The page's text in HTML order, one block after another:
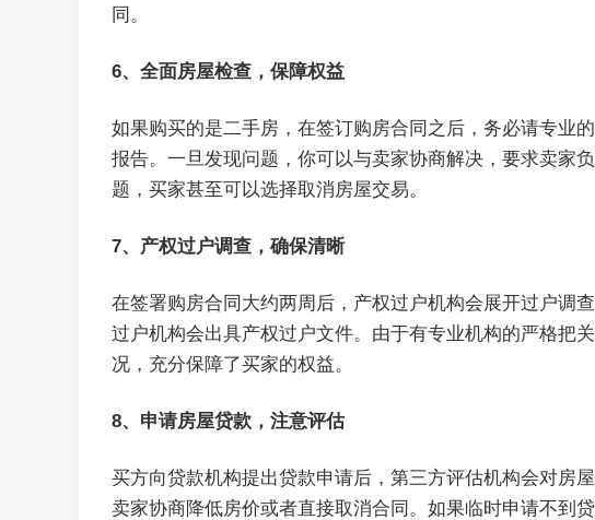
同。
6、全面房屋检查，保障权益
如果购买的是二手房，在签订购房合同之后，务必请专业
报告。一旦发现问题，你可以与卖家协商解决，要求卖家
题，买家甚至可以选择取消房屋交易。
7、产权过户调查，确保清晰
在签署购房合同大约两周后，产权过户机构会展开过户调
过户机构会出具产权过户文件。由于有专业机构的严格把
况，充分保障了买家的权益。
8、申请房屋贷款，注意评估
买方向贷款机构提出贷款申请后，第三方评估机构会对房
卖家协商降低房价或者直接取消合同。如果临时申请不到